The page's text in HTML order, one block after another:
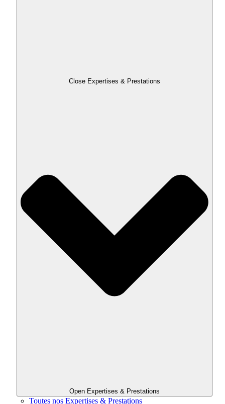
Close Expertises & Prestations
Open Expertises & Prestations
Toutes nos Expertises & Prestations